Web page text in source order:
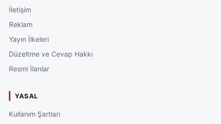
İletişim
Reklam
Yayın İlkeleri
Düzeltme ve Cevap Hakkı
Resmi İlanlar
YASAL
Kullanım Şartları